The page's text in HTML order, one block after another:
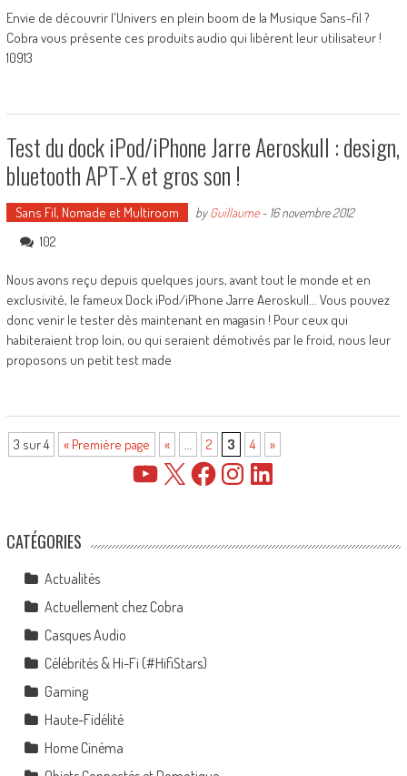
Envie de découvrir l'Univers en plein boom de la Musique Sans-fil ?
Cobra vous présente ces produits audio qui libèrent leur utilisateur !
10913
Test du dock iPod/iPhone Jarre Aeroskull : design,
bluetooth APT-X et gros son !
Sans Fil, Nomade et Multiroom byGuillaume- 16 novembre 2012
102
Nous avons reçu depuis quelques jours, avant tout le monde et en
exclusivité, le fameux Dock iPod/iPhone Jarre Aeroskull... Vous pouvez
donc venir le tester dès maintenant en magasin ! Pour ceux qui
habiteraient trop loin, ou qui seraient démotivés par le froid, nous leur
proposons un petit test made
3 sur 4 « Première page « 2 3 4 »
YouTube FacebookInstagramLinkedIn
CATÉGORIES
Actualités
Actuellement chez Cobra
Casques Audio
Célébrités & Hi-Fi (#HifiStars)
Gaming
Haute-Fidélité
Home Cinéma